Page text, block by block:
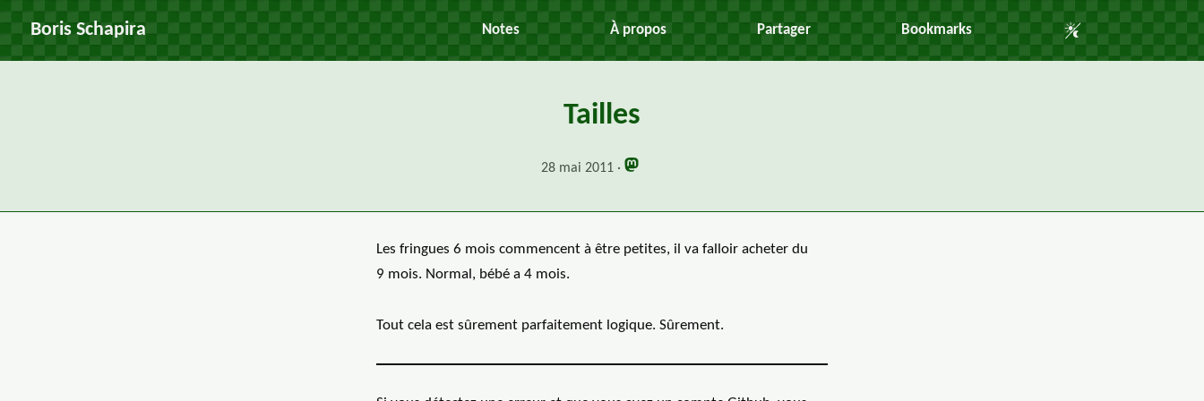
Boris Schapira Notes À propos Partager Bookmarks Auto Mode
Tailles
28 mai 2011
Les fringues 6 mois commencent à être petites, il va falloir acheter du
9 mois. Normal, bébé a 4 mois.
Tout cela est sûrement parfaitement logique. Sûrement.